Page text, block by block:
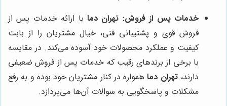
خدمات پس از فروش: تهران دما با ارائه خدمات پس از
فروش قوی و پشتیبانی فنی، خیال مشتریان را از بابت
کیفیت و عملکرد محصولات خود آسوده می‌کند. در مقایسه
با برخی از برندهای رقیب که خدمات پس از فروش ضعیفی
دارند،تهران دماهمواره در کنار مشتریان خود بوده و به رفع
مشکلات و پاسخگویی به سوالات آن‌ها می‌پردازد.